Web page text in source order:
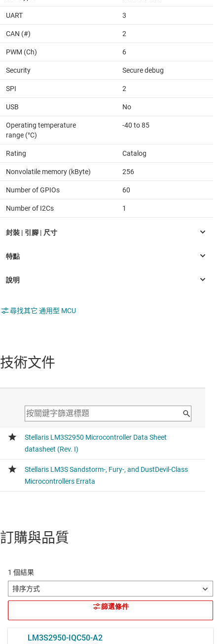
UART 3
CAN (#) 2
PWM (Ch) 6
Security Secure debug
SPI 2
USB No
Operating temperature
range (°C)
-40 to 85
Rating Catalog
Nonvolatile memory (kByte) 256
Number of GPIOs 60
Number of I2Cs 1
尋找其它 通用型 MCU
技術文件
訂購與品質